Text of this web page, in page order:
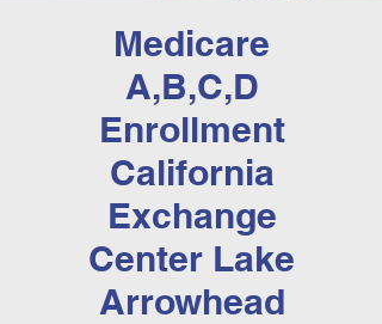
Medicare
A,B,C,D
Enrollment
California
Exchange
Center Lake
Arrowhead